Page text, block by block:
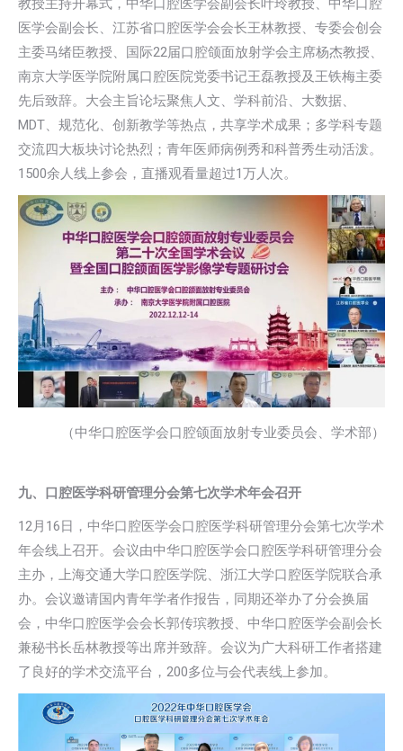
教授主持开幕式，中华口腔医学会副会长叶玲教授、中华口腔
医学会副会长、江苏省口腔医学会会长王林教授、专委会创会
主委马绪臣教授、国际22届口腔颌面放射学会主席杨杰教授、
南京大学医学院附属口腔医院党委书记王磊教授及王铁梅主委
先后致辞。大会主旨论坛聚焦人文、学科前沿、大数据、
MDT、规范化、创新教学等热点，共享学术成果；多学科专题
交流四大板块讨论热烈；青年医师病例秀和科普秀生动活泼。
1500余人线上参会，直播观看量超过1万人次。
（中华口腔医学会口腔颌面放射专业委员会、学术部）
九、口腔医学科研管理分会第七次学术年会召开
12月16日，中华口腔医学会口腔医学科研管理分会第七次学术
年会线上召开。会议由中华口腔医学会口腔医学科研管理分会
主办，上海交通大学口腔医学院、浙江大学口腔医学院联合承
办。会议邀请国内青年学者作报告，同期还举办了分会换届
会，中华口腔医学会会长郭传瑸教授、中华口腔医学会副会长
兼秘书长岳林教授等出席并致辞。会议为广大科研工作者搭建
了良好的学术交流平台，200多位与会代表线上参加。